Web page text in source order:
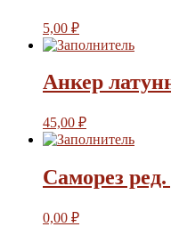
5,00 ₽
Анкер
45,00 ₽
Саморез
0,00 ₽